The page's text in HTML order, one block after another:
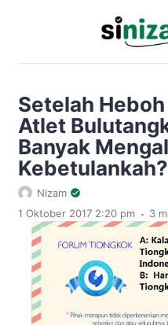
Setelah Heboh
Atlet
Banyak
Kebetulankah?
Nizam
1 Oktober 2017 2:20 pm . 3